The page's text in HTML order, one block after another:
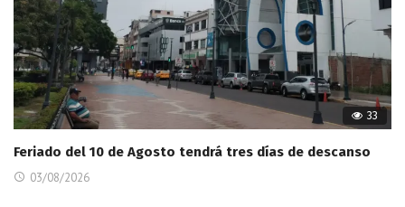
33
Feriado del 10 de Agosto tendrá tres días de descanso
03/08/2026